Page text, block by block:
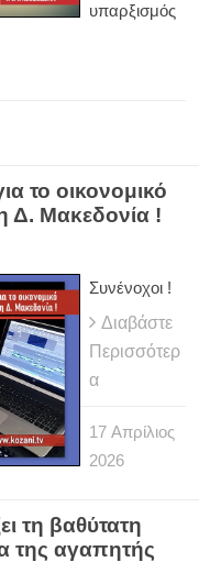
υπαρξισμός
το οικονομικό
Δ. Μακεδονία !
Συνένοχοι !
Διαβάστε
Περισσότερ
α
17 Απρίλιος
2026
τη βαθύτατη
της αγαπητής